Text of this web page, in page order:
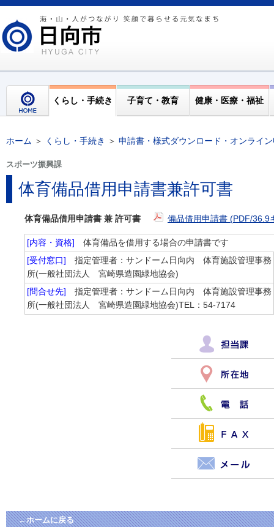
くらし・手続き 子育て・教育 健康・医療・福祉
ホーム ＞ くらし・手続き ＞ 申請書・様式ダウンロード・オンライ
スポーツ振興課
体育備品借用申請書兼許可書
体育備品借用申請書 兼 許可書 備品借用申請書 (PDF/36.9
[内容・資格] 体育備品を借用する場合の申請書です
[受付窓口] 指定管理者：サンドーム日向内 体育施設管理事務
所(一般社団法人 宮崎県造園緑地協会)
[問合せ先] 指定管理者：サンドーム日向内 体育施設管理事務
所(一般社団法人 宮崎県造園緑地協会)TEL：54-7174
←ホームに戻る